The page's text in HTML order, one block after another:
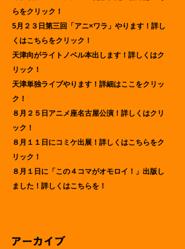
らをクリック！
5月２３日第三回「アニ×ワラ」やります！詳し
くはこちらをクリック！
天津向がライトノベル本出します！詳しくはク
リック！
天津単独ライブやります！詳細はここをクリッ
ク！
８月２５日アニメ座名古屋公演！詳しくはクリ
ック！
８月１１日にコミケ出展！詳しくはこちらをク
リック！
８月１日に「この４コマがオモロイ！」出版し
ました！詳しくはこちらを！